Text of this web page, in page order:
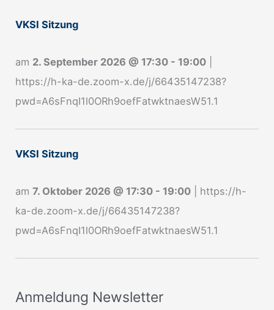
VKSI Sitzung
am 2. September 2026 @ 17:30 - 19:00
https://h-ka-de.zoom-x.de/j/66435147238?
pwd=A6sFnqI1l0ORh9oefFatwktnaesW51.1
VKSI Sitzung
am7. Oktober 2026 @ 17:30 - 19:00
https://h-
ka-de.zoom-x.de/j/66435147238?
pwd=A6sFnqI1l0ORh9oefFatwktnaesW51.1
Anmeldung Newsletter
m
l
d
u
n
w
t